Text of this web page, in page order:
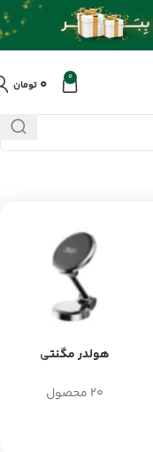
0 ۰ تومان
هولدر مگنتی
20 محصول